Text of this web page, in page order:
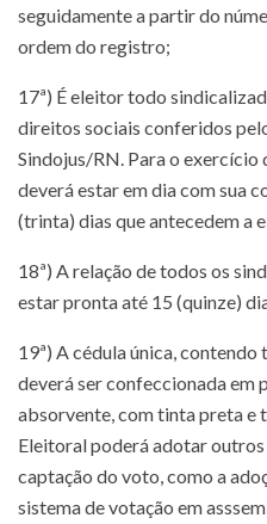
seguidamente a partir do
ordem do registro;
17ª) É eleitor todo
direitos sociais conferidos
Sindojus/RN. Para o
deverá estar em dia com sua
(trinta) dias que antecedem a
18ª) A relação de todos os
estar pronta até 15 (quinze)
19ª) A cédula única, contendo
deverá ser confeccionada em
absorvente, com tinta preta e
Eleitoral poderá adotar
captação do voto, como a
sistema de votação em